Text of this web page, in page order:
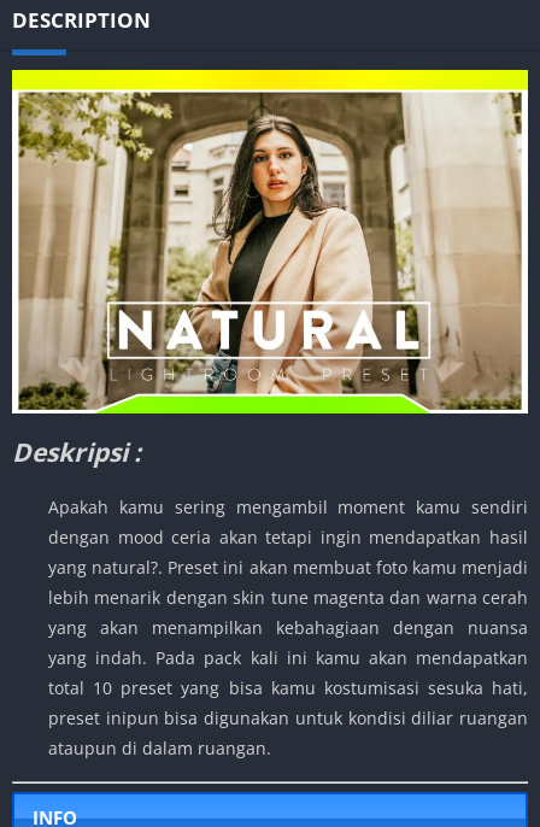
DESCRIPTION
Deskripsi :
Apakah kamu sering mengambil moment kamu sendiri
dengan mood ceria akan tetapi ingin mendapatkan hasil
yang natural?. Preset ini akan membuat foto kamu menjadi
lebih menarik dengan skin tune magenta dan warna cerah
yang akan menampilkan kebahagiaan dengan nuansa
yang indah. Pada pack kali ini kamu akan mendapatkan
total 10 preset yang bisa kamu kostumisasi sesuka hati,
preset inipun bisa digunakan untuk kondisi diliar ruangan
ataupun di dalam ruangan.
INFO